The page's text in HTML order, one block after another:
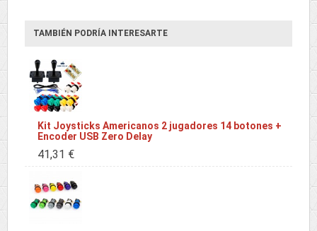
TAMBIÉN PODRÍA INTERESARTE
Kit Joysticks Americanos 2 jugadores 14 botones +
Encoder USB Zero Delay
41,31 €